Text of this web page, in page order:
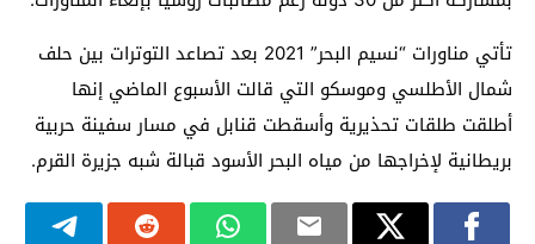
تأتي مناورات “نسيم البحر” 2021 بعد تصاعد التوترات بين حلف
شمال الأطلسي وموسكو التي قالت الأسبوع الماضي إنها
أطلقت طلقات تحذيرية وأسقطت قنابل في مسار سفينة حربية
بريطانية لإخراجها من مياه البحر الأسود قبالة شبه جزيرة القرم.